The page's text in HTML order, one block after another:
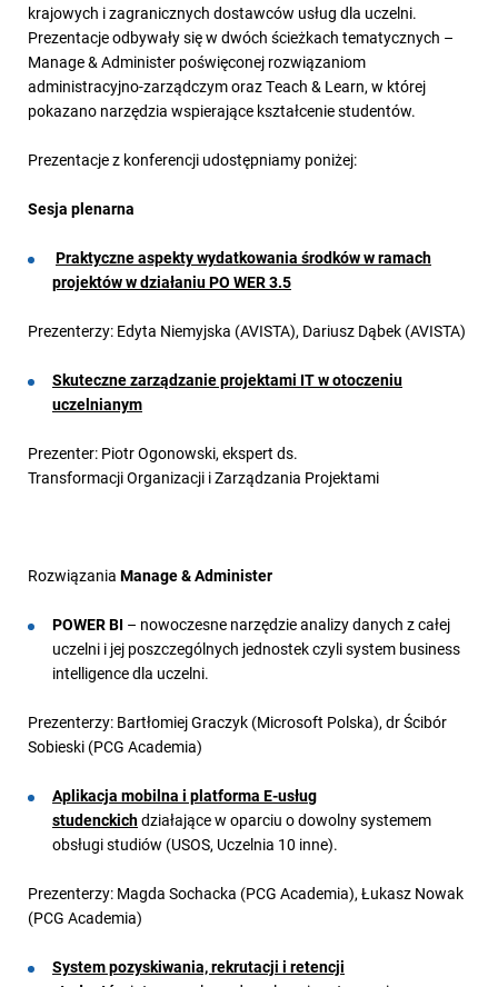
krajowych i zagranicznych dostawców usług dla uczelni.
Prezentacje odbywały się w dwóch ścieżkach tematycznych –
Manage & Administer poświęconej rozwiązaniom
administracyjno-zarządczym oraz Teach & Learn, w której
pokazano narzędzia wspierające kształcenie studentów.
Prezentacje z konferencji udostępniamy poniżej:
Sesja plenarna
Praktyczne aspekty wydatkowania środków w ramach
projektów w działaniu PO WER 3.5
Prezenterzy: Edyta Niemyjska (AVISTA), Dariusz Dąbek (AVISTA)
Skuteczne zarządzanie projektami IT w otoczeniu
uczelnianym
Prezenter: Piotr Ogonowski, ekspert ds.
Transformacji Organizacji i Zarządzania Projektami
Rozwiązania Manage & Administer
POWER BI – nowoczesne narzędzie analizy danych z całej
uczelni i jej poszczególnych jednostek czyli system business
intelligence dla uczelni.
Prezenterzy: Bartłomiej Graczyk (Microsoft Polska), dr Ścibór
Sobieski (PCG Academia)
Aplikacja mobilna i platforma E-usług
studenckichdziałające w oparciu o dowolny systemem
obsługi studiów (USOS, Uczelnia 10 inne).
Prezenterzy: Magda Sochacka (PCG Academia), Łukasz Nowak
(PCG Academia)
System pozyskiwania, rekrutacji i retencji